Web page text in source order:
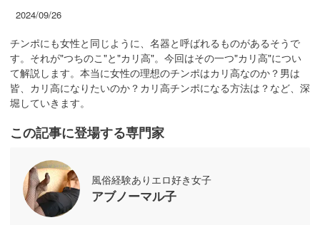
2024/09/26
チンポにも女性と同じように、名器と呼ばれるものがあるそうで
す。それが"つちのこ"と"カリ高"。今回はその一つ"カリ高"につい
て解説します。本当に女性の理想のチンポはカリ高なのか？男は
皆、カリ高になりたいのか？カリ高チンポになる方法は？など、深
堀していきます。
この記事に登場する専門家
風俗経験ありエロ好き女子
アブノーマル子